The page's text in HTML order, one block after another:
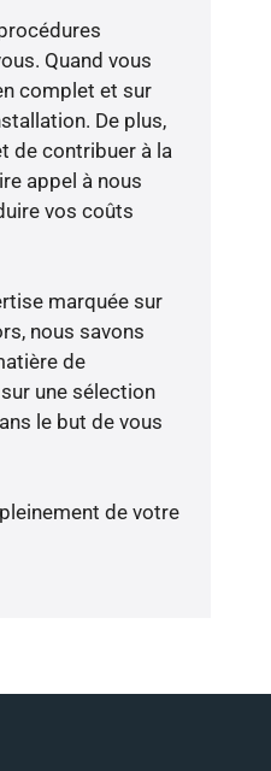
Quand vous
complet et sur
De plus,
de contribuer à la
appel à nous
vos coûts
marquée sur
nous savons
de
une sélection
le but de vous
de votre